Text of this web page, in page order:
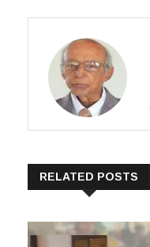
RELATED POSTS